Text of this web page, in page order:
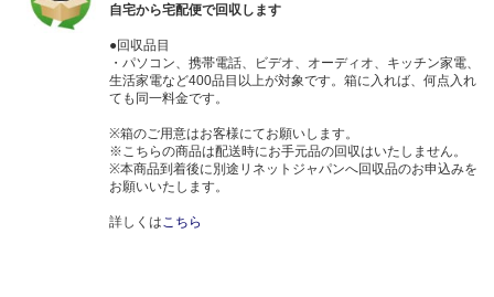
自宅から宅配便で回収します
●回収品目
・パソコン、携帯電話、ビデオ、オーディオ、キッチン家電、
生活家電など400品目以上が対象です。箱に入れば、何点入れ
ても同一料金です。
※箱のご用意はお客様にてお願いします。
※こちらの商品は配送時にお手元品の回収はいたしません。
※本商品到着後に別途リネットジャパンへ回収品のお申込みを
お願いいたします。
詳しくは こちら